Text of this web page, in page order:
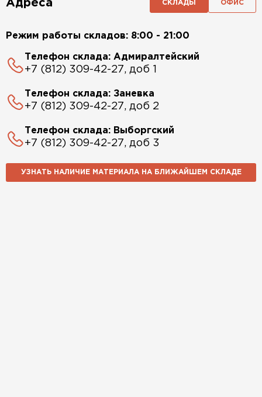
Адреса СКЛАДЫ ОФИС
Режим работы складов: 8:00 - 21:00
Телефон склада: Адмиралтейский
+7 (812) 309-42-27, доб 1
Телефон склада: Заневка
+7 (812) 309-42-27, доб 2
Телефон склада: Выборгский
+7 (812) 309-42-27, доб 3
УЗНАТЬ НАЛИЧИЕ МАТЕРИАЛА НА БЛИЖАЙШЕМ СКЛАДЕ